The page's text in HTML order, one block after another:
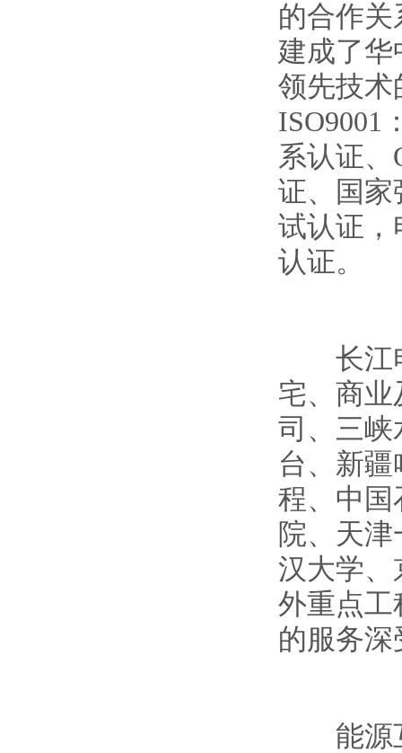
的合作
建成了
领先技术
ISO9001
系认证、
证、国家
试认证，
认证。
长江电
宅、商
司、三峡
台、新
程、中国
院、天
汉大学
外重点工
的服务
能源互